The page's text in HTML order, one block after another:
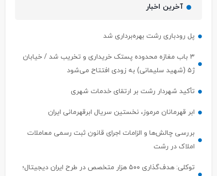
آخرین اخبار
پل رودباری رشت بهره‌برداری شد
۳ باب مغازه محدوده پستک خریداری و تخریب شد / خیابان
ژ۵ (شهید سلیمانی) به زودی افتتاح می‌شود
تأکید شهردار رشت بر ارتقای خدمات شهری
ابر قهرمانان مرموز، نخستین سریال ابرقهرمانی ایران
بررسی چالش‌ها و الزامات اجرای قانون ثبت رسمی معاملات
املاک در رشت
توکلی: هدف‌گذاری ۵۰۰ هزار متخصص در طرح ایران دیجیتال؛